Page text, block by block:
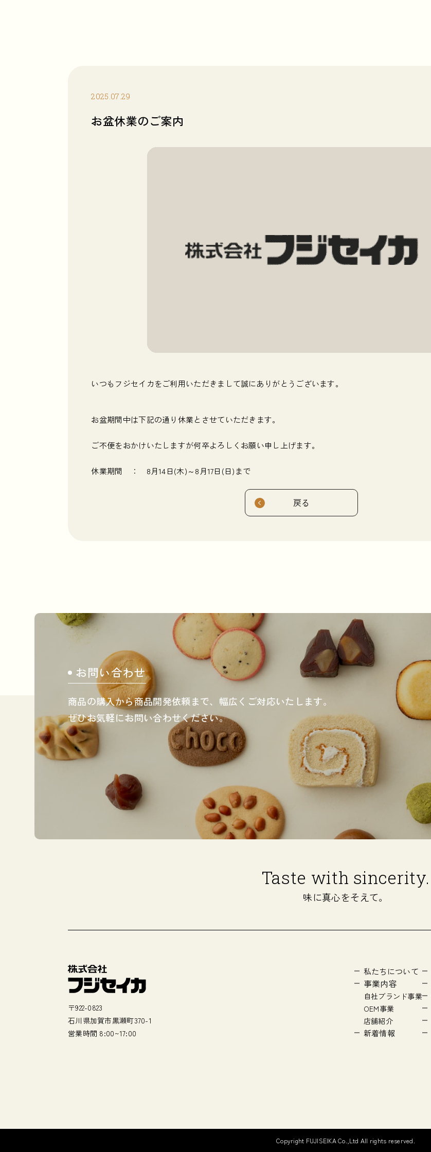
2025.07.29
お盆休業のご案内
いつもフジセイカをご利用いただきまして誠にありがとうございます。
お盆期間中は下記の通り休業とさせていただきます。
ご不便をおかけいたしますが何卒よろしくお願い申し上げます。
休業期間 ： 8月14日(木)～8月17日(日)まで
戻る
お問い合わせ
商品の購入から商品開発依頼まで、 幅広くご対応いたします。
ぜひお気軽にお問い合わせください。
Taste with sincerity.
味に真心をそえて。
〒922-0823
石川県加賀市黒瀬町370-1
営業時間 8:00~17:00
私たちについて
事業内容
自社ブランド事業
OEM事業
店舗紹介
新着情報
Copyright FUJISEIKA Co.,Ltd All rights reserved.